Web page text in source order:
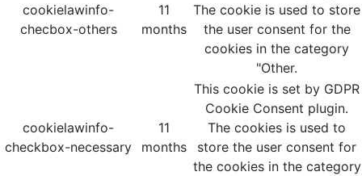
cookielawinfo-
checbox-others
11
months
The cookie is used to store
the user consent for the
cookies in the category
"Other.
cookielawinfo-
checkbox-necessary
11
months
This cookie is set by GDPR
Cookie Consent plugin.
The cookies is used to
store the user consent for
the cookies in the category